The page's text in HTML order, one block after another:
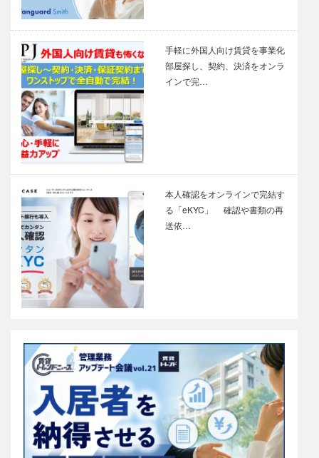
手軽に外国人向け賃貸を事業化
部屋探し、契約、決済をオンラ
インで完…
本人確認をオンラインで完結す
る「eKYC」 確認や書類の再
送依…